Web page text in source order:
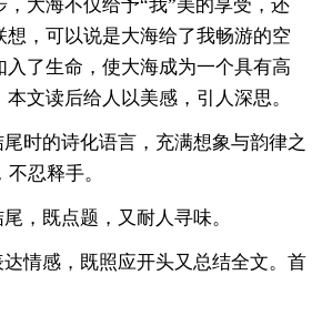
，大海不仅给予“我”美的享受，还
想，可以说是大海给了我畅游的空
入了生命，使大海成为一个具有高
文读后给人以美感，引人深思。
时的诗化语言，充满想象与韵律之
忍释手。
，既点题，又耐人寻味。
情感，既照应开头又总结全文。首